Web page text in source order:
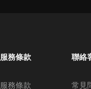
服務條款
服務條款
聯絡
常見